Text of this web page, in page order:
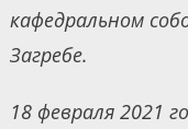
кафедральном
Загребе.
18 февраля 2021